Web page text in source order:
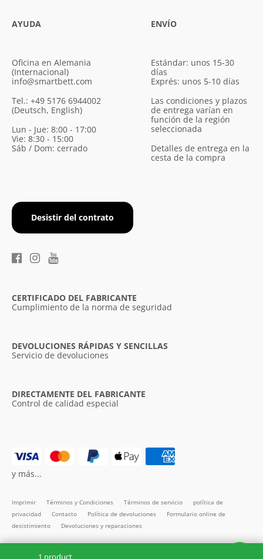
1 product
AYUDA
Oficina en Alemania
(Internacional)
info@smartbett.com
Tel.: +49 5176 6944002
(Deutsch, English)
Lun - Jue: 8:00 - 17:00
Vie: 8:30 - 15:00
Sáb / Dom: cerrado
Desistir del contrato
ENVÍO
Estándar: unos 15-30
días
Exprés: unos 5-10 días
Las condiciones y plazos
de entrega varían en
función de la región
seleccionada
Detalles de entrega en la
cesta de la compra
CERTIFICADO DEL FABRICANTE
Cumplimiento de la norma de seguridad
DEVOLUCIONES RÁPIDAS Y SENCILLAS
Servicio de devoluciones
DIRECTAMENTE DEL FABRICANTE
Control de calidad especial
Imprimir Términos y Condiciones Términos de servicio
política de
privacidad
Contacto Política de devoluciones
Formulario online de
desistimiento
Devoluciones y reparaciones
Todos los precios incl. IVA
y más...